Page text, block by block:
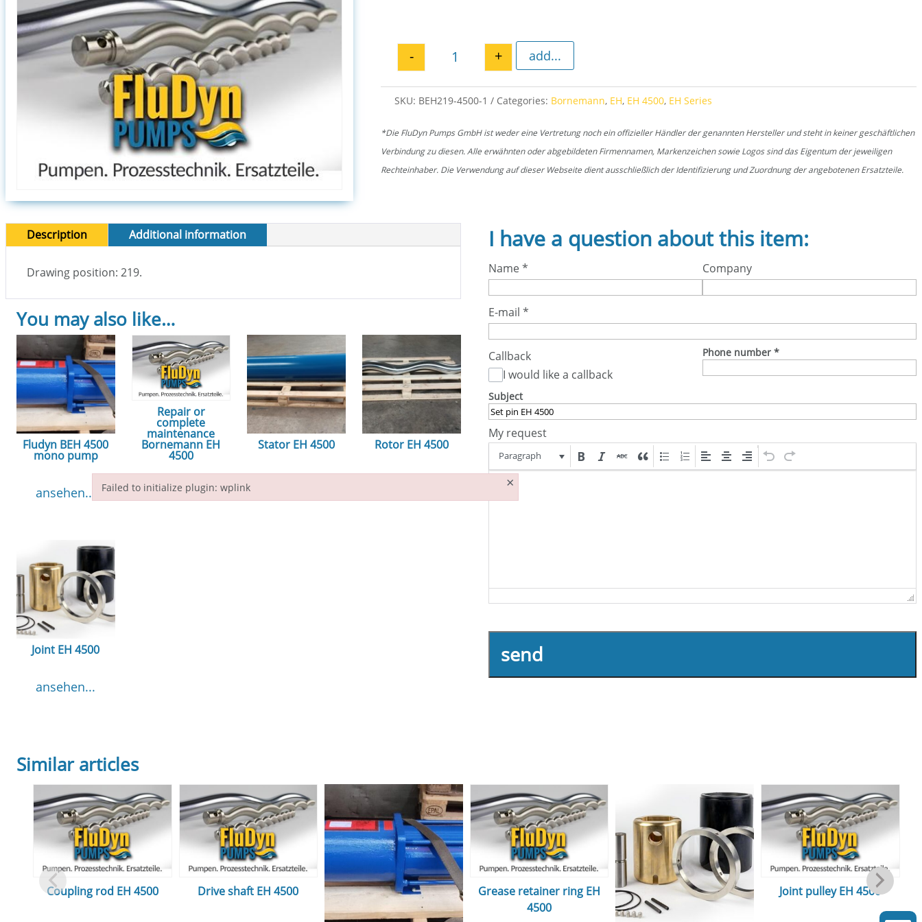
Set pin EH 4500 quantity
- + add...
SKU: BEH219-4500-1 Categories: Bornemann, EH, EH 4500, EH Series
*Die FluDyn Pumps GmbH ist weder eine Vertretung noch ein offizieller Händler der genannten Hersteller und steht in keiner geschäftlichen
Verbindung zu diesen. Alle erwähnten oder abgebildeten Firmennamen, Markenzeichen sowie Logos sind das Eigentum der jeweiligen
Rechteinhaber. Die Verwendung auf dieser Webseite dient ausschließlich der Identifizierung und Zuordnung der angebotenen Ersatzteile.
Description Additional information
Drawing position: 219.
You may also like…
Fludyn BEH 4500
mono pump
ansehen...
Repair or
complete
maintenance
Bornemann EH
4500
ansehen...
Stator EH 4500 Rotor EH 4500
Joint EH 4500
ansehen...
I have a question about this item:
Name* Company
E-mail *
Callback
I would like a callback
Phone number *
Subject
My request
Paragraph
send
Similar articles
Coupling rod EH 4500 Drive shaft EH 4500
Grease retainer ring EH
4500
Joint pulley EH 4500
Failed to initialize plugin: wplink ×
Failed to initialize plugin: wplink